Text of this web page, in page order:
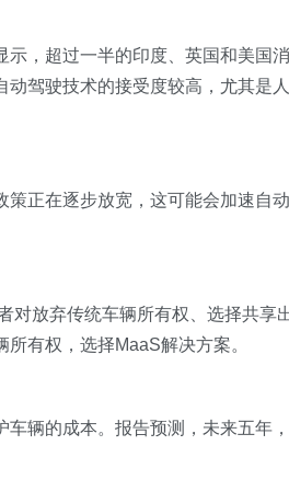
示，超过一半的印度、英国和美国消
动驾驶技术的接受度较高，尤其是人
策正在逐步放宽，这可能会加速自动
对放弃传统车辆所有权、选择共享
有权，选择MaaS解决方案。
车辆的成本。报告预测，未来五年，